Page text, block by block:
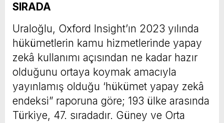
SIRADA
Uraloğlu, Oxford Insight’ın 2023 yılında
hükümetlerin kamu hizmetlerinde yapay
zekâ kullanımı açısından ne kadar hazır
olduğunu ortaya koymak amacıyla
yayınlamış olduğu ‘hükümet yapay zekâ
endeksi” raporuna göre; 193 ülke arasında
Türkiye, 47. sıradadır. Güney ve Orta